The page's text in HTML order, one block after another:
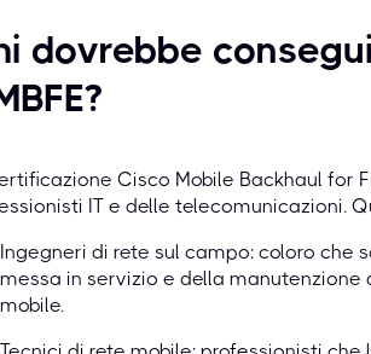
dovrebbe
Cisco Mobile Backhaul for
IT e delle telecomunicazioni.
Ingegneri di rete sul campo: coloro che
messa in servizio e della
mobile.